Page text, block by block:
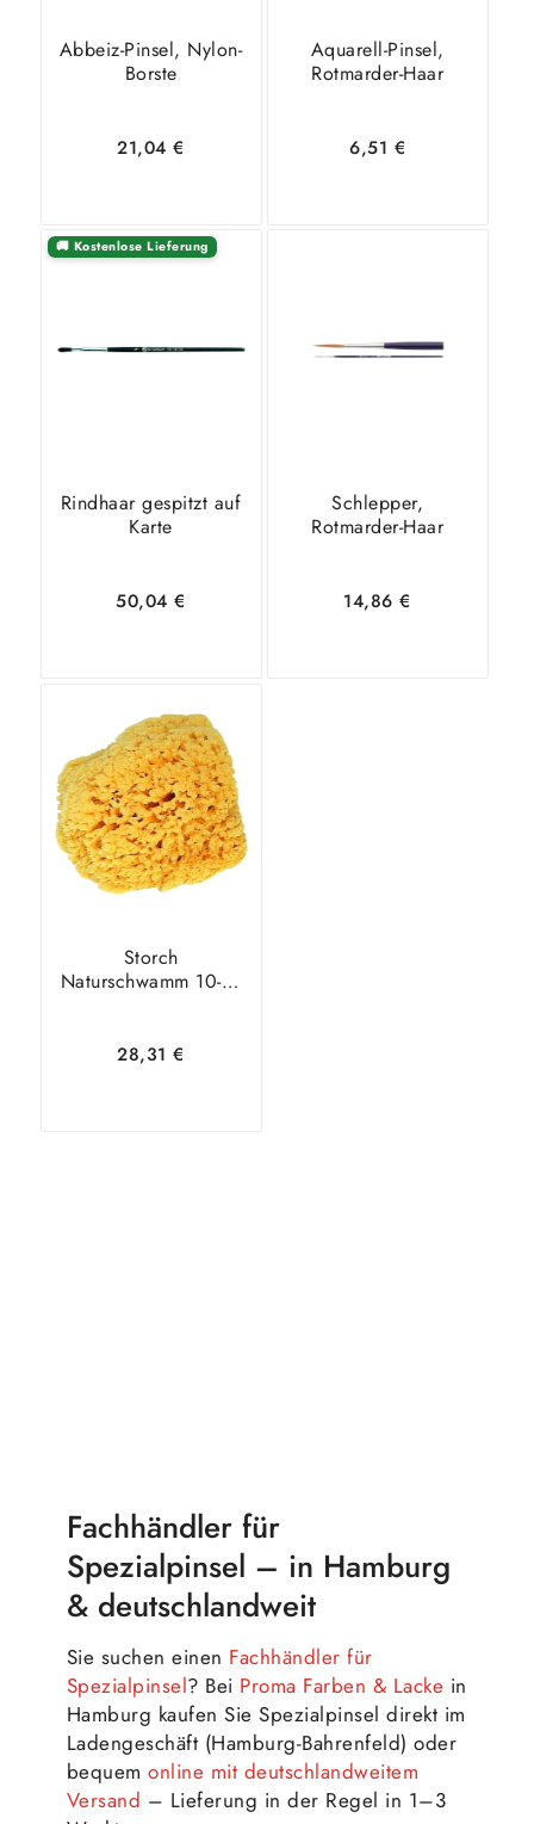
Abbeiz-Pinsel, Nylon-
Borste
21,04€
Aquarell-Pinsel,
Rotmarder-Haar
6,51 €
🚚 Kostenlose Lieferung
Rindhaar gespitzt auf
Karte
50,04€
Schlepper,
Rotmarder-Haar
14,86€
Storch
Naturschwamm 10-15
28,31€
Fachhändler für
Spezialpinsel – in Hamburg
& deutschlandweit
Sie suchen einen Fachhändler für
Spezialpinsel? Bei Proma Farben & Lacke in
Hamburg kaufen Sie Spezialpinsel direkt im
Ladengeschäft (Hamburg-Bahrenfeld) oder
bequemonline mit deutschlandweitem
Versand – Lieferung in der Regel in 1–3